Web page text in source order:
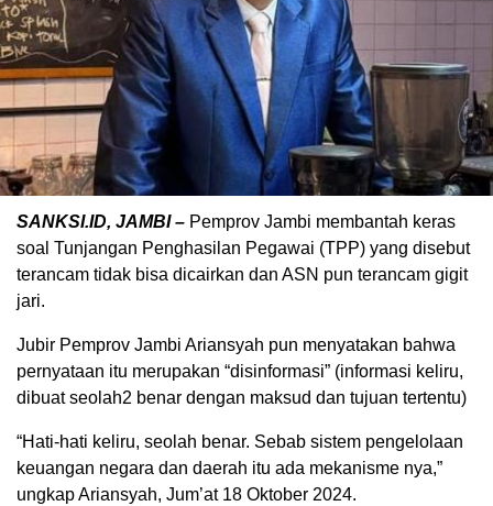
SANKSI.ID, JAMBI – Pemprov Jambi membantah keras
soal Tunjangan Penghasilan Pegawai (TPP) yang disebut
terancam tidak bisa dicairkan dan ASN pun terancam gigit
jari.
Jubir Pemprov Jambi Ariansyah pun menyatakan bahwa
pernyataan itu merupakan “disinformasi” (informasi keliru,
dibuat seolah2 benar dengan maksud dan tujuan tertentu)
“Hati-hati keliru, seolah benar. Sebab sistem pengelolaan
keuangan negara dan daerah itu ada mekanisme nya,”
ungkap Ariansyah, Jum’at 18 Oktober 2024.